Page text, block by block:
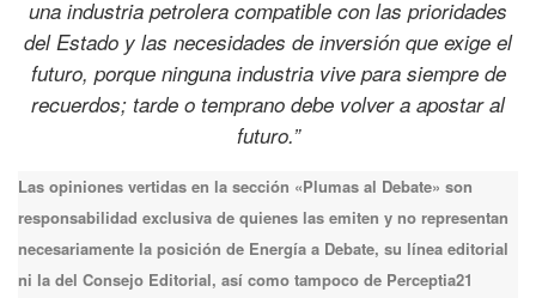
una industria petrolera compatible con las prioridades
del Estado y las necesidades de inversión que exige el
futuro, porque ninguna industria vive para siempre de
recuerdos; tarde o temprano debe volver a apostar al
futuro.”
Las opiniones vertidas en la sección «Plumas al Debate» son
responsabilidad exclusiva de quienes las emiten y no representan
necesariamente la posición de Energía a Debate, su línea editorial
ni la del Consejo Editorial, así como tampoco de Perceptia21